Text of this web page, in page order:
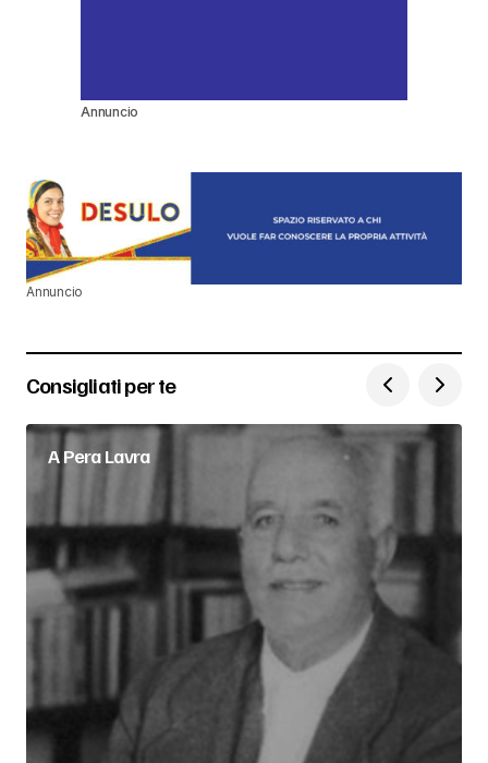
Annuncio
Annuncio
Consigliati per te
A Pera Lavra